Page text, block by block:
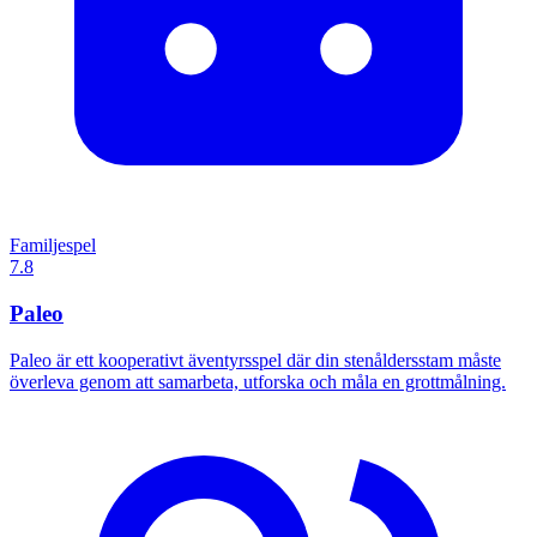
Familjespel
7.8
Paleo
Paleo är ett kooperativt äventyrsspel där din stenåldersstam måste
överleva genom att samarbeta, utforska och måla en grottmålning.